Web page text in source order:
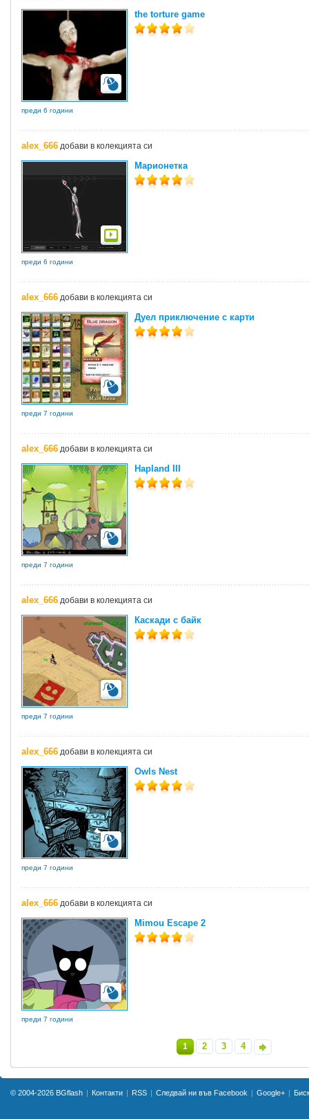
the torture game
преди 6 години
alex_666 добави в колекцията си
Марионетка
преди 6 години
alex_666 добави в колекцията си
Дуел приключение с карти
преди 7 години
alex_666 добави в колекцията си
Hapland III
преди 7 години
alex_666 добави в колекцията си
Каскади с байк
преди 7 години
alex_666 добави в колекцията си
Owls Nest
преди 7 години
alex_666 добави в колекцията си
Mimou Escape 2
преди 7 години
1 2 3 4»
© 2004-2026 BGflash Контакти RSS Следвай ни във Facebook Google+